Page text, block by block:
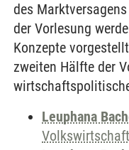
des
der Vorlesung
Konzepte
zweiten Hälfte der
Leuphana